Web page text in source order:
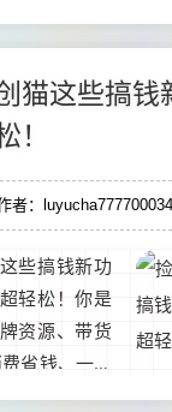
全平台最高
线代裂变模
注，操作简
支持多个主
包括微信视
、小红书、
猫这些搞钱
者：
些搞钱新功
轻松！你是
资源、带货
省钱、一边
能轻松赚佣